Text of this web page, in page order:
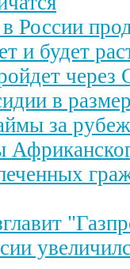
России
и будет
через
в
за